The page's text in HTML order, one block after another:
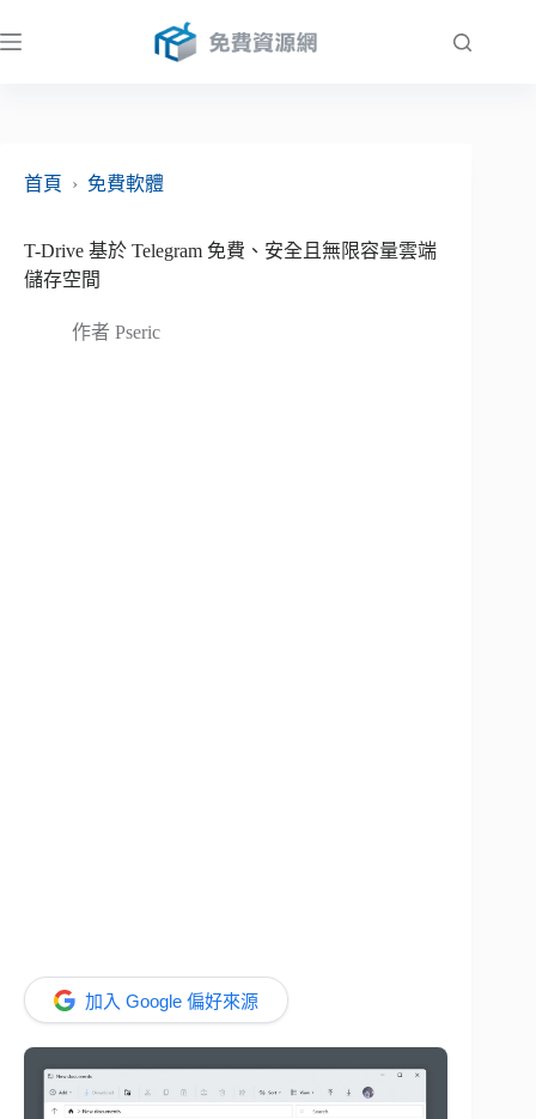
至
首頁
› 免費軟體
T-Drive 基於 Telegram 免費、安全且無限容量雲端
儲存空間
作者 Pseric
加入 Google 偏好來源